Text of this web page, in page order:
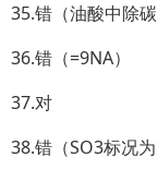
35.错（油酸中除
36.错（=9NA）
37.对
38.错（SO3标况为